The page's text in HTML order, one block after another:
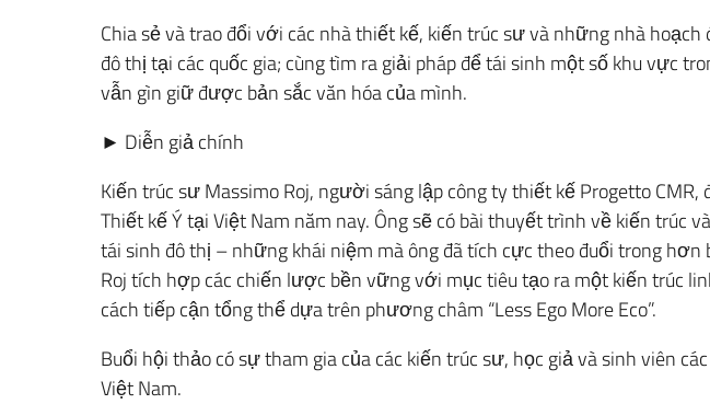
Chia sẻ và trao đổi với các nhà thiết kế, kiến trúc sư và những nhà
đô thị tại các quốc gia; cùng tìm ra giải pháp để tái sinh một số khu vực
vẫn gìn giữ được bản sắc văn hóa của mình.
► Diễn giả chính
Kiến trúc sư Massimo Roj, người sáng lập công ty thiết kế Progetto
Thiết kế Ý tại Việt Nam năm nay. Ông sẽ có bài thuyết trình về kiến trúc
tái sinh đô thị – những khái niệm mà ông đã tích cực theo đuổi trong hơn
Roj tích hợp các chiến lược bền vững với mục tiêu tạo ra một kiến trúc
cách tiếp cận tổng thể dựa trên phương châm “Less Ego More Eco”.
Buổi hội thảo có sự tham gia của các kiến trúc sư, học giả và sinh viên
Việt Nam.